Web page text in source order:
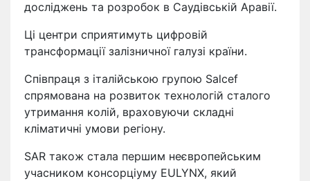
досліджень та розробок в Саудівській Аравії.
Ці центри сприятимуть цифровій
трансформації залізничної галузі країни.
Співпраця з італійською групою Salcef
спрямована на розвиток технологій сталого
утримання колій, враховуючи складні
кліматичні умови регіону.
SAR також стала першим неєвропейським
учасником консорціуму EULYNX, який